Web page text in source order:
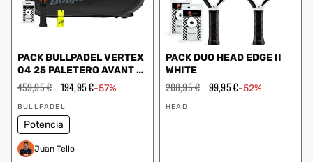
PACK BULLPADEL VERTEX
04 25 PALETERO AVANT 2
DRY GRIP
Precio
habitual
459,95 € Precio
oferta
194,95 €-57%
Proveedor:
BULLPADEL
Potencia
Juan Tello
PACK DUO HEAD EDGE II
WHITE
Precio
habitual
208,95 € Precio
99,95 €-52%
Proveedor:
HEAD